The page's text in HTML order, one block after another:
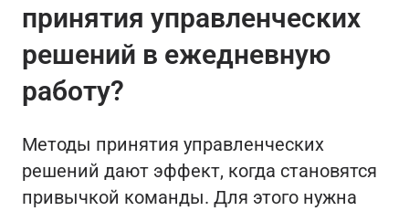
принятия управленческих
решений в ежедневную
работу?
Методы принятия управленческих
решений дают эффект, когда становятся
привычкой команды. Для этого нужна